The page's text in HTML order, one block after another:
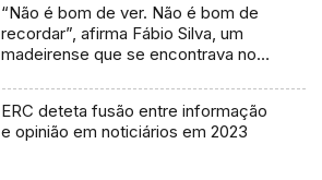
“Não é bom de ver. Não é bom de
recordar”, afirma Fábio Silva, um
madeirense que se encontrava no
Manchester.
ERC deteta fusão entre informação
e opinião em noticiários em 2023